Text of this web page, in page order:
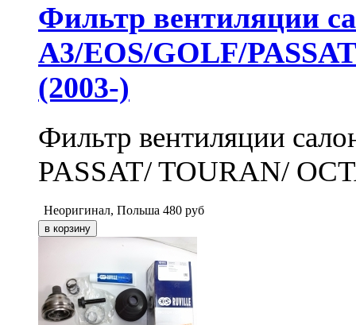
Фильтр вентиляции
A3/EOS/GOLF/
(2003-)
Фильтр вентиляции
PASSAT/ TOURAN/
Неоригинал, Польша 480 руб